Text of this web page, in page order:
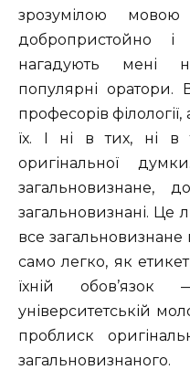
зрозумілою
добропристойно і
нагадують мені
популярні
професорів
їх. І ні в тих, ні в
оригінальної
загальновизнані. Це
все
само легко, як
їхній
університетській
проблиск
загальновизнаного.